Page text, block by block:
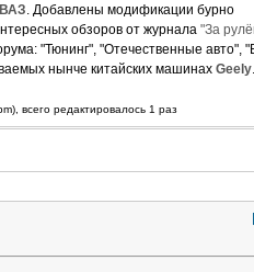
ВАЗ. Добавлены модификации бурно
обзоров от журнала "За
"Тюнинг", "Отечественные авто",
нынче китайских машинах Geely.
всего редактировалось 1 раз